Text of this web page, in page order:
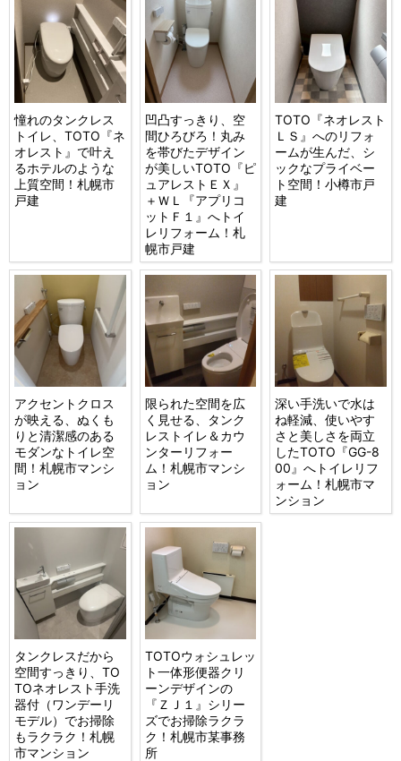
憧れのタンクレス
トイレ、TOTO『ネ
オレスト』で叶え
るホテルのような
上質空間！札幌市
戸建
凹凸すっきり、空
間ひろびろ！丸み
を帯びたデザイン
が美しいTOTO『ピ
ュアレストＥＸ』
＋ＷＬ『アプリコ
ットＦ１』へトイ
レリフォーム！札
幌市戸建
TOTO『ネオレスト
ＬＳ』へのリフォ
ームが生んだ、シ
ックなプライベー
ト空間！小樽市戸
建
アクセントクロス
が映える、ぬくも
りと清潔感のある
モダンなトイレ空
間！札幌市マンシ
ョン
限られた空間を広
く見せる、タンク
レストイレ＆カウ
ンターリフォー
ム！札幌市マンシ
ョン
深い手洗いで水は
ね軽減、使いやす
さと美しさを両立
したTOTO『GG-8
00』へトイレリフ
ォーム！札幌市マ
ンション
タンクレスだから
空間すっきり、TO
TOネオレスト手洗
器付（ワンデーリ
モデル）でお掃除
もラクラク！札幌
市マンション
TOTOウォシュレッ
ト一体形便器クリ
ーンデザインの
『ＺＪ１』シリー
ズでお掃除ラクラ
ク！札幌市某事務
所